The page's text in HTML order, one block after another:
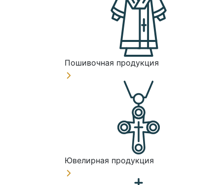
Пошивочная продукция
Ювелирная продукция